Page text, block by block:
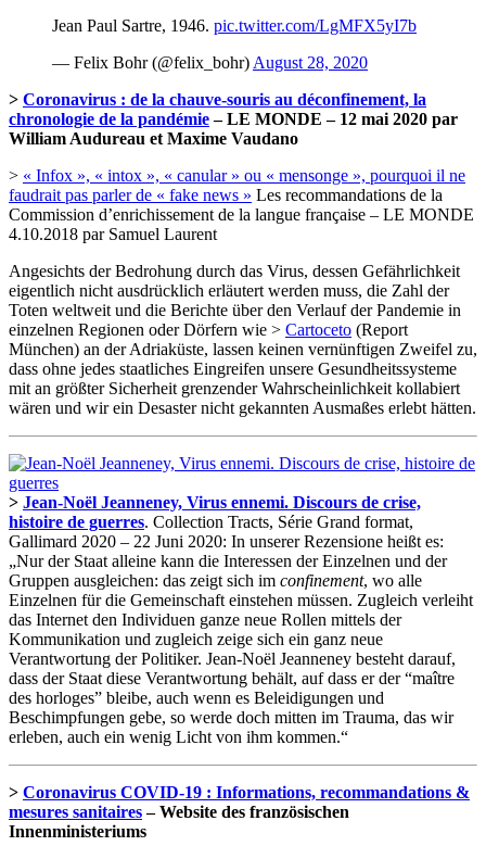
Jean Paul Sartre, 1946. pic.twitter.com/LgMFX5yI7b
— Felix Bohr (@felix_bohr) August 28, 2020
> Coronavirus : de la chauve-souris au déconfinement, la
chronologie de la pandémie– LE MONDE – 12 mai 2020 par
William Audureau et Maxime Vaudano
> « Infox », « intox », « canular » ou « mensonge », pourquoi il ne
faudrait pas parler de « fake news » Les recommandations de la
Commission d’enrichissement de la langue française – LE MONDE
4.10.2018 par Samuel Laurent
Angesichts der Bedrohung durch das Virus, dessen Gefährlichkeit
eigentlich nicht ausdrücklich erläutert werden muss, die Zahl der
Toten weltweit und die Berichte über den Verlauf der Pandemie in
einzelnen Regionen oder Dörfern wie > Cartoceto (Report
München) an der Adriaküste, lassen keinen vernünftigen Zweifel zu,
dass ohne jedes staatliches Eingreifen unsere Gesundheitssysteme
mit an größter Sicherheit grenzender Wahrscheinlichkeit kollabiert
wären und wir ein Desaster nicht gekannten Ausmaßes erlebt hätten.
> Jean-Noël Jeanneney, Virus ennemi. Discours de crise,
histoire de guerres. Collection Tracts, Série Grand format,
Gallimard 2020 – 22 Juni 2020: In unserer Rezensione heißt es:
„Nur der Staat alleine kann die Interessen der Einzelnen und der
Gruppen ausgleichen: das zeigt sich im confinement, wo alle
Einzelnen für die Gemeinschaft einstehen müssen. Zugleich verleiht
das Internet den Individuen ganze neue Rollen mittels der
Kommunikation und zugleich zeige sich ein ganz neue
Verantwortung der Politiker. Jean-Noël Jeanneney besteht darauf,
dass der Staat diese Verantwortung behält, auf dass er der “maître
des horloges” bleibe, auch wenn es Beleidigungen und
Beschimpfungen gebe, so werde doch mitten im Trauma, das wir
erleben, auch ein wenig Licht von ihm kommen.“
> Coronavirus COVID-19 : Informations, recommandations &
mesures sanitaires– Website des französischen
Innenministeriums